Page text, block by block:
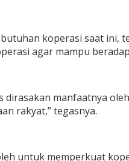
koperasi saat
agar mampu
manfaatnya
rakyat,” tegasnya.
untuk memperkuat